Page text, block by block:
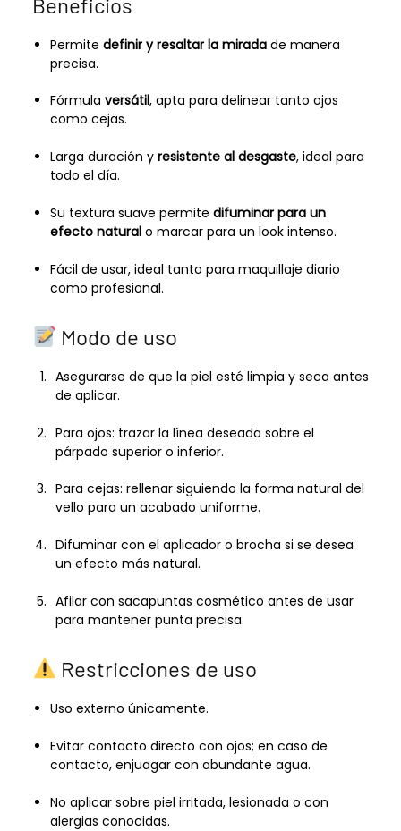
Permite definir y resaltar la miradade manera
precisa.
Fórmula versátil, apta para delinear tanto ojos
como cejas.
Larga duración y resistente al desgaste, ideal para
todo el día.
Su textura suave permite difuminar para un
efecto naturalo marcar para un look intenso.
Fácil de usar, ideal tanto para maquillaje diario
como profesional.
Modo de uso
Asegurarse de que la piel esté limpia y seca antes
de aplicar.
Para ojos: trazar la línea deseada sobre el
párpado superior o inferior.
Para cejas: rellenar siguiendo la forma natural del
vello para un acabado uniforme.
Difuminar con el aplicador o brocha si se desea
un efecto más natural.
Afilar con sacapuntas cosmético antes de usar
para mantener punta precisa.
Restricciones de uso
Uso externo únicamente.
Evitar contacto directo con ojos; en caso de
contacto, enjuagar con abundante agua.
No aplicar sobre piel irritada, lesionada o con
alergias conocidas.